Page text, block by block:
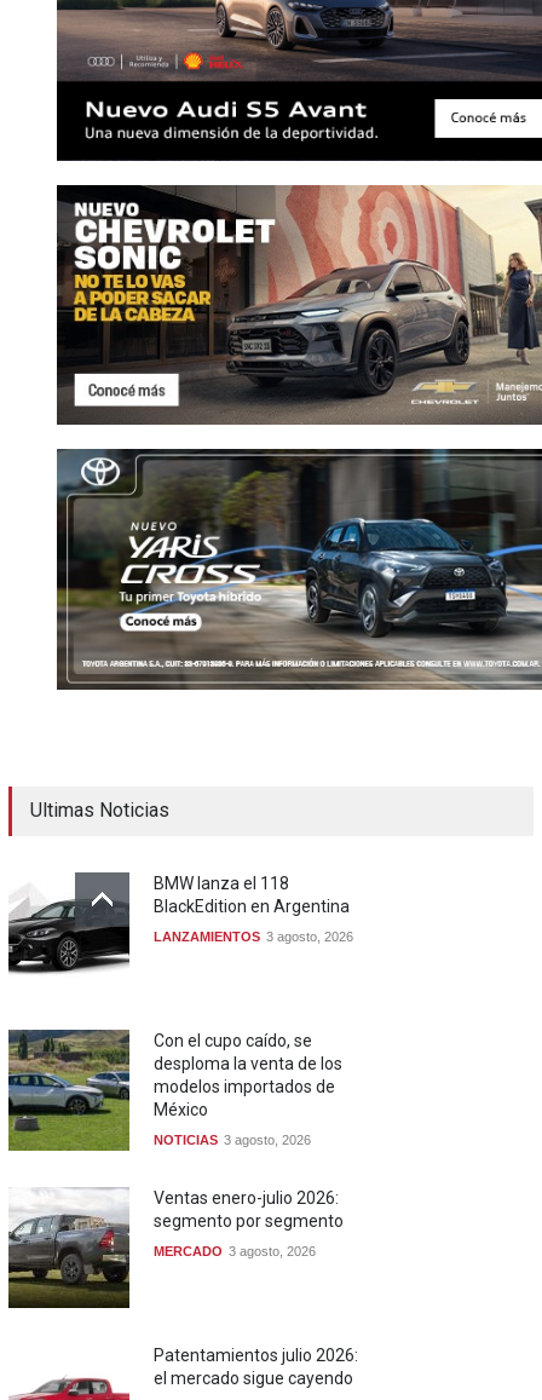
Ultimas Noticias
BMW lanza el 118
BlackEdition en Argentina
LANZAMIENTOS 3 agosto, 2026
Con el cupo caído, se
desploma la venta de los
modelos importados de
México
NOTICIAS 3 agosto, 2026
Ventas enero-julio 2026:
segmento por segmento
MERCADO 3 agosto, 2026
Patentamientos julio 2026:
el mercado sigue cayendo